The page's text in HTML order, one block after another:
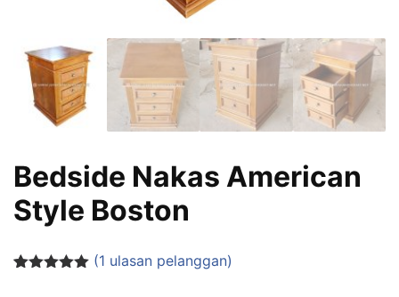
Bedside Nakas American
Style Boston
(1 ulasan pelanggan)